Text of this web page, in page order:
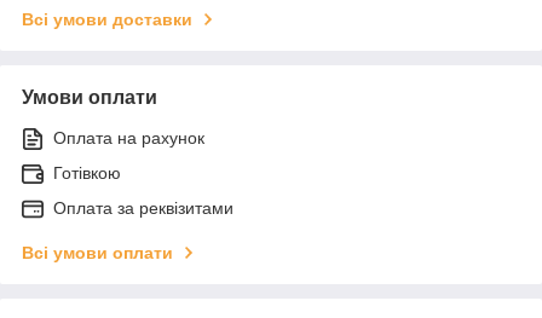
Всі умови доставки
Умови оплати
Оплата на рахунок
Готівкою
Оплата за реквізитами
Всі умови оплати